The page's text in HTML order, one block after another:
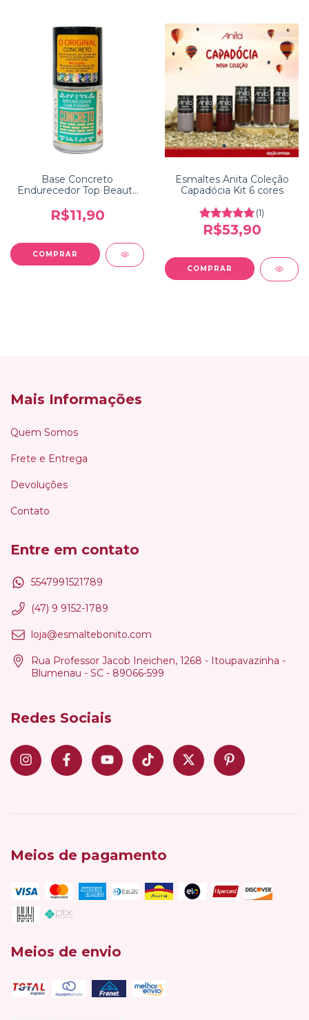
Base Concreto
Endurecedor Top Beauty
R$11,90
Esmaltes Anita Coleção
Capadócia Kit 6 cores
(1)
R$53,90
Mais Informações
Quem Somos
Frete e Entrega
Devoluções
Contato
Entre em contato
5547991521789
(47) 9 9152-1789
loja@esmaltebonito.com
Rua Professor Jacob Ineichen, 1268 - Itoupavazinha -
Blumenau - SC - 89066-599
Redes Sociais
Meios de pagamento
Meios de envio